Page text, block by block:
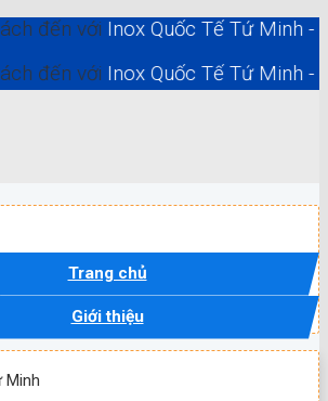
với Inox Quốc Tế Tứ Minh - Inox Hồ
với Inox Quốc Tế Tứ Minh - Inox Hồ
Trang chủ
Giới thiệu
Minh